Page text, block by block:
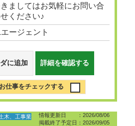
ましてはお気軽にお問い合
ください♪
ージェント
に追加 詳細を確認する
仕事をチェックする
情報更新日 ：2026/08/06
掲載終了予定日：2026/09/05
木、工事業